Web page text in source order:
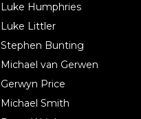
Luke Humphries
Luke Littler
Stephen Bunting
Michael van Gerwen
Gerwyn Price
Michael Smith